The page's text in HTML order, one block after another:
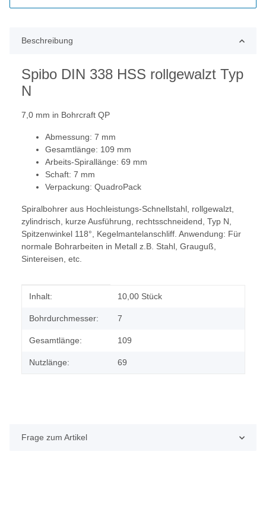
Beschreibung
Spibo DIN 338 HSS rollgewalzt Typ
N
7,0 mm in Bohrcraft QP
Abmessung: 7 mm
Gesamtlänge: 109 mm
Arbeits-Spirallänge: 69 mm
Schaft: 7 mm
Verpackung: QuadroPack
Spiralbohrer aus Hochleistungs-Schnellstahl, rollgewalzt,
zylindrisch, kurze Ausführung, rechtsschneidend, Typ N,
Spitzenwinkel 118°, Kegelmantelanschliff. Anwendung: Für
normale Bohrarbeiten in Metall z.B. Stahl, Grauguß,
Sintereisen, etc.
Produkteigenschaft
Wert
Inhalt: 10,00 Stück
Bohrdurchmesser: 7
Gesamtlänge: 109
Nutzlänge: 69
Frage zum Artikel